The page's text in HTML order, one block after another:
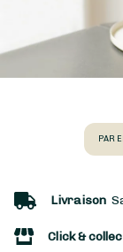
PAR
Livraison
Click &